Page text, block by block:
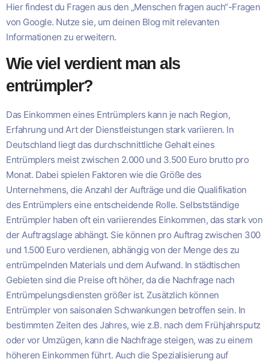
Hier findest du Fragen aus den „Menschen fragen auch“-Fragen
von Google. Nutze sie, um deinen Blog mit relevanten
Informationen zu erweitern.
Wie viel verdient man als
entrümpler?
Das Einkommen eines Entrümplers kann je nach Region,
Erfahrung und Art der Dienstleistungen stark variieren. In
Deutschland liegt das durchschnittliche Gehalt eines
Entrümplers meist zwischen 2.000 und 3.500 Euro brutto pro
Monat. Dabei spielen Faktoren wie die Größe des
Unternehmens, die Anzahl der Aufträge und die Qualifikation
des Entrümplers eine entscheidende Rolle. Selbstständige
Entrümpler haben oft ein variierendes Einkommen, das stark von
der Auftragslage abhängt. Sie können pro Auftrag zwischen 300
und 1.500 Euro verdienen, abhängig von der Menge des zu
entrümpelnden Materials und dem Aufwand. In städtischen
Gebieten sind die Preise oft höher, da die Nachfrage nach
Entrümpelungsdiensten größer ist. Zusätzlich können
Entrümpler von saisonalen Schwankungen betroffen sein. In
bestimmten Zeiten des Jahres, wie z.B. nach dem Frühjahrsputz
oder vor Umzügen, kann die Nachfrage steigen, was zu einem
höheren Einkommen führt. Auch die Spezialisierung auf